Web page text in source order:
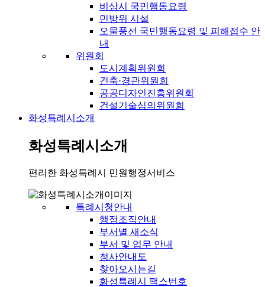
비상시 국민행동요령
민방위 시설
오물풍선 국민행동요령 및 피해접수 안
내
위원회
도시계획위원회
건축·경관위원회
공공디자인진흥위원회
건설기술심의위원회
화성특례시소개
화성특례시소개
편리한 화성특례시 민원행정서비스
특례시청안내
행정조직안내
부서별 새소식
부서 및 업무 안내
청사안내도
찾아오시는길
화성특례시 팩스번호